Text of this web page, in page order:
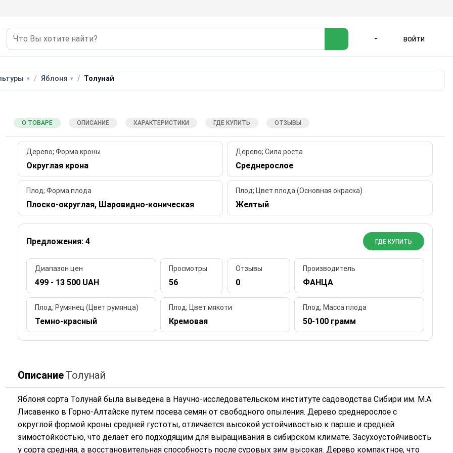
ВОЙТИ
Яблоня Толунай
О ТОВАРЕ ОПИСАНИЕ ХАРАКТЕРИСТИКИ ГДЕ КУПИТЬ ОТЗЫВЫ
Дерево; Форма кроны
Округлая крона
Дерево; Сила роста
Среднерослое
Плод; Форма плода
Плоско-округлая, Шаровидно-коническая
Плод; Цвет плода (Основная окраска)
Желтый
Предложения: 4 ГДЕ КУПИТЬ
Диапазон цен
499 - 13 500 UAH
Просмотры
56
Отзывы
0
Производитель
ФАНЦА
Плод; Румянец (Цвет румянца)
Темно-красный
Плод; Цвет мякоти
Кремовая
Плод; Масса плода
50-100 грамм
Описание Толунай
Яблоня сорта Толунай была выведена в Научно-исследовательском институте садоводства Сибири им. М.А.
Лисавенко в Горно-Алтайске путем посева семян от свободного опыления. Дерево среднерослое с
округлой формой кроны средней густоты, отличается высокой устойчивостью к парше и средней
зимостойкостью, что делает его подходящим для выращивания в сибирском климате. Засухоустойчивость
у сорта средняя, а восстановительная способность после суровых зим высокая. Дерево компактное, что